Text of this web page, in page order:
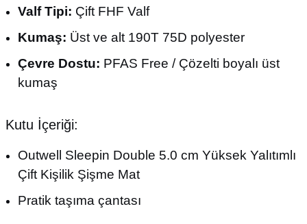
Valf Tipi: Çift FHF Valf
Kumaş: Üst ve alt 190T 75D polyester
Çevre Dostu: PFAS Free / Çözelti boyalı üst
kumaş
Kutu İçeriği:
Outwell Sleepin Double 5.0 cm Yüksek Yalıtımlı
Çift Kişilik Şişme Mat
Pratik taşıma çantası